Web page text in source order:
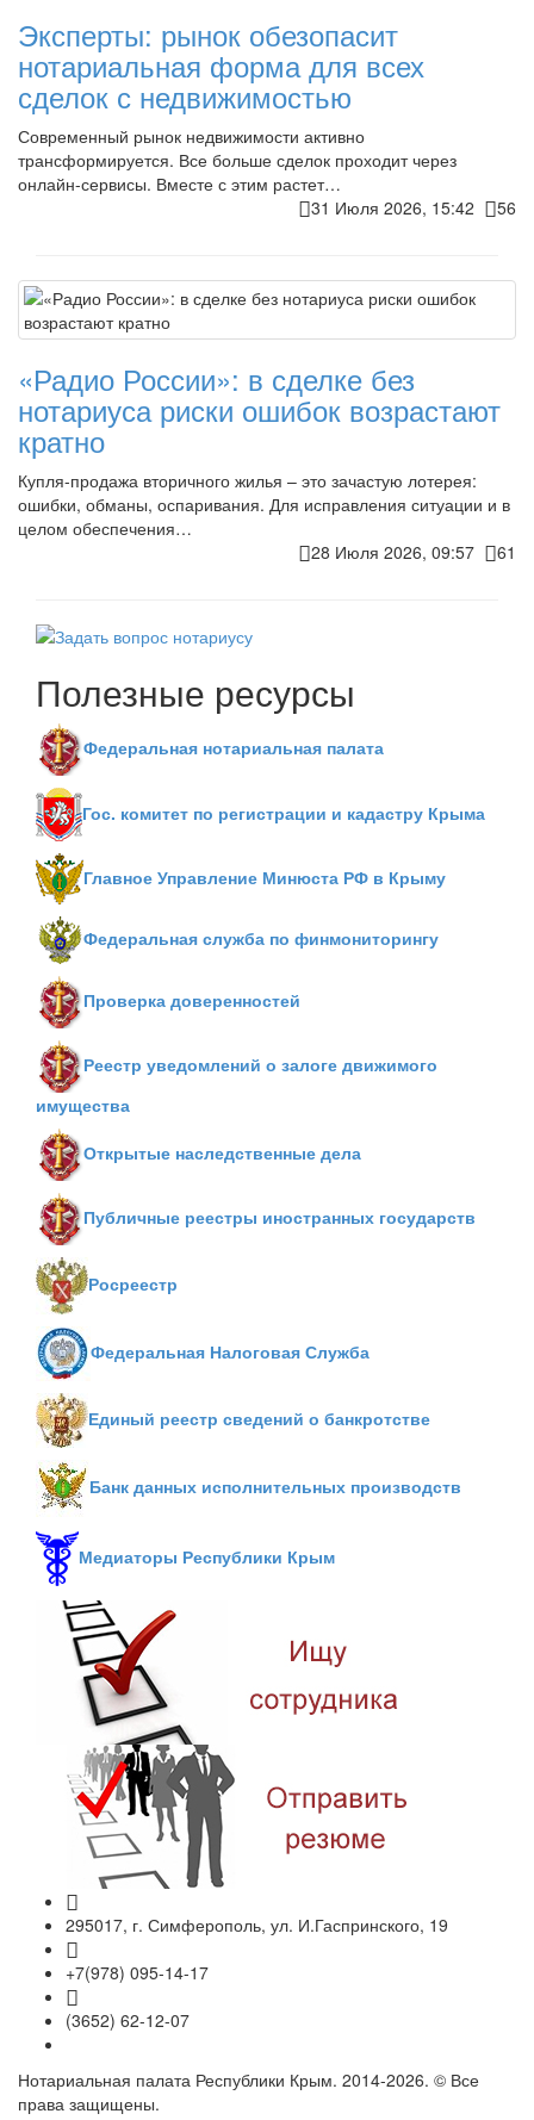
Эксперты: рынок обезопасит
нотариальная форма для всех
сделок с недвижимостью
Современный рынок недвижимости активно
трансформируется. Все больше сделок проходит через
онлайн-сервисы. Вместе с этим растет…
31 Июля 2026, 15:42
56
«Радио России»: в сделке без
нотариуса риски ошибок возрастают
кратно
Купля-продажа вторичного жилья – это зачастую лотерея:
ошибки, обманы, оспаривания. Для исправления ситуации и в
целом обеспечения…
28 Июля 2026, 09:57
61
Полезные ресурсы
Федеральная нотариальная палата
Гос. комитет по регистрации и кадастру Крыма
Главное Управление Минюста РФ в Крыму
Федеральная служба по финмониторингу
Проверка доверенностей
Реестр уведомлений о залоге движимого
имущества
Открытые наследственные дела
Публичные реестры иностранных государств
Росреестр
Федеральная Налоговая Служба
Единый реестр сведений о банкротстве
Банк данных исполнительных производств
Медиаторы Республики Крым
295017, г. Симферополь, ул. И.Гаспринского, 19
+7(978) 095-14-17
(3652) 62-12-07
Нотариальная палата Республики Крым. 2014-2026. © Все
права защищены.